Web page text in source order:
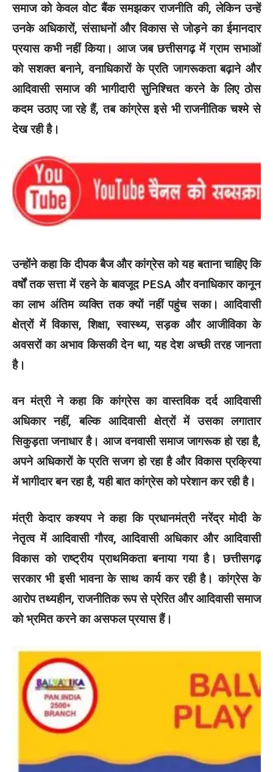
समाज को केवल वोट बैंक समझकर राजनीति की, लेकिन उन्हें
उनके अधिकारों, संसाधनों और विकास से जोड़ने का ईमानदार
प्रयास कभी नहीं किया। आज जब छत्तीसगढ़ में ग्राम सभाओं
को सशक्त बनाने, वनाधिकारों के प्रति जागरूकता बढ़ाने और
आदिवासी समाज की भागीदारी सुनिश्चित करने के लिए ठोस
कदम उठाए जा रहे हैं, तब कांग्रेस इसे भी राजनीतिक चश्मे से
देख रही है।
उन्होंने कहा कि दीपक बैज और कांग्रेस को यह बताना चाहिए कि
वर्षों तक सत्ता में रहने के बावजूद PESA और वनाधिकार कानून
का लाभ अंतिम व्यक्ति तक क्यों नहीं पहुंच सका। आदिवासी
क्षेत्रों में विकास, शिक्षा, स्वास्थ्य, सड़क और आजीविका के
अवसरों का अभाव किसकी देन था, यह देश अच्छी तरह जानता
है।
वन मंत्री ने कहा कि कांग्रेस का वास्तविक दर्द आदिवासी
अधिकार नहीं, बल्कि आदिवासी क्षेत्रों में उसका लगातार
सिकुड़ता जनाधार है। आज वनवासी समाज जागरूक हो रहा है,
अपने अधिकारों के प्रति सजग हो रहा है और विकास प्रक्रिया
में भागीदार बन रहा है, यही बात कांग्रेस को परेशान कर रही है।
मंत्री केदार कश्यप ने कहा कि प्रधानमंत्री नरेंद्र मोदी के
नेतृत्व में आदिवासी गौरव, आदिवासी अधिकार और आदिवासी
विकास को राष्ट्रीय प्राथमिकता बनाया गया है। छत्तीसगढ़
सरकार भी इसी भावना के साथ कार्य कर रही है। कांग्रेस के
आरोप तथ्यहीन, राजनीतिक रूप से प्रेरित और आदिवासी समाज
को भ्रमित करने का असफल प्रयास हैं।